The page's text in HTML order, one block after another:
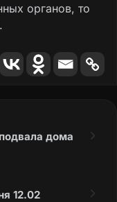
органов, то
дома
12.02